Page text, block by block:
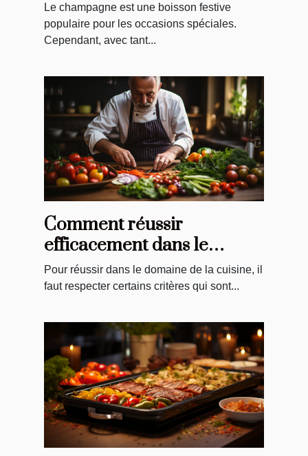
Le champagne est une boisson festive
populaire pour les occasions spéciales.
Cependant, avec tant...
Comment réussir
efficacement dans le
domaine de la cuisine ?
Pour réussir dans le domaine de la cuisine, il
faut respecter certains critères qui sont...